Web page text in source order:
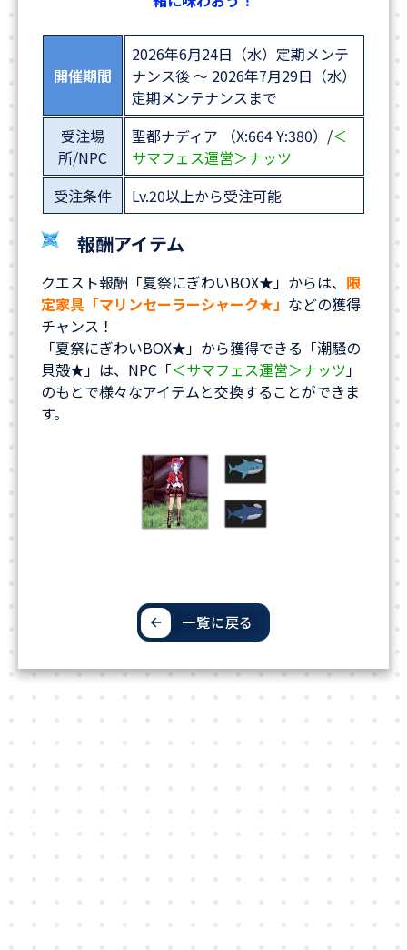
開催期間
2026年6月24日（水）定期メンテ
ナンス後 ～ 2026年7月29日（水）
定期メンテナンスまで
受注場
所/NPC
聖都ナディア （X:664 Y:380）/＜
サマフェス運営＞ナッツ
受注条件
Lv.20以上から受注可能
報酬アイテム
クエスト報酬「夏祭にぎわいBOX★」からは、 限
定家具「マリンセーラーシャーク★」 などの獲得
チャンス！
「夏祭にぎわいBOX★」から獲得できる「潮騒の
貝殻★」は、NPC「＜サマフェス運営＞ナッツ」
のもとで様々なアイテムと交換することができま
す。
一覧に戻る